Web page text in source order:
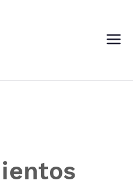
de Ayuda a Niños